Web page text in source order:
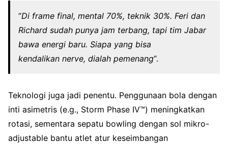
“Di frame final, mental 70%, teknik 30%. Feri dan
Richard sudah punya jam terbang, tapi tim Jabar
bawa energi baru. Siapa yang bisa
kendalikan nerve, dialah pemenang“.
Teknologi juga jadi penentu. Penggunaan bola dengan
inti asimetris (e.g., Storm Phase IV™) meningkatkan
rotasi, sementara sepatu bowling dengan sol mikro-
adjustable bantu atlet atur keseimbangan